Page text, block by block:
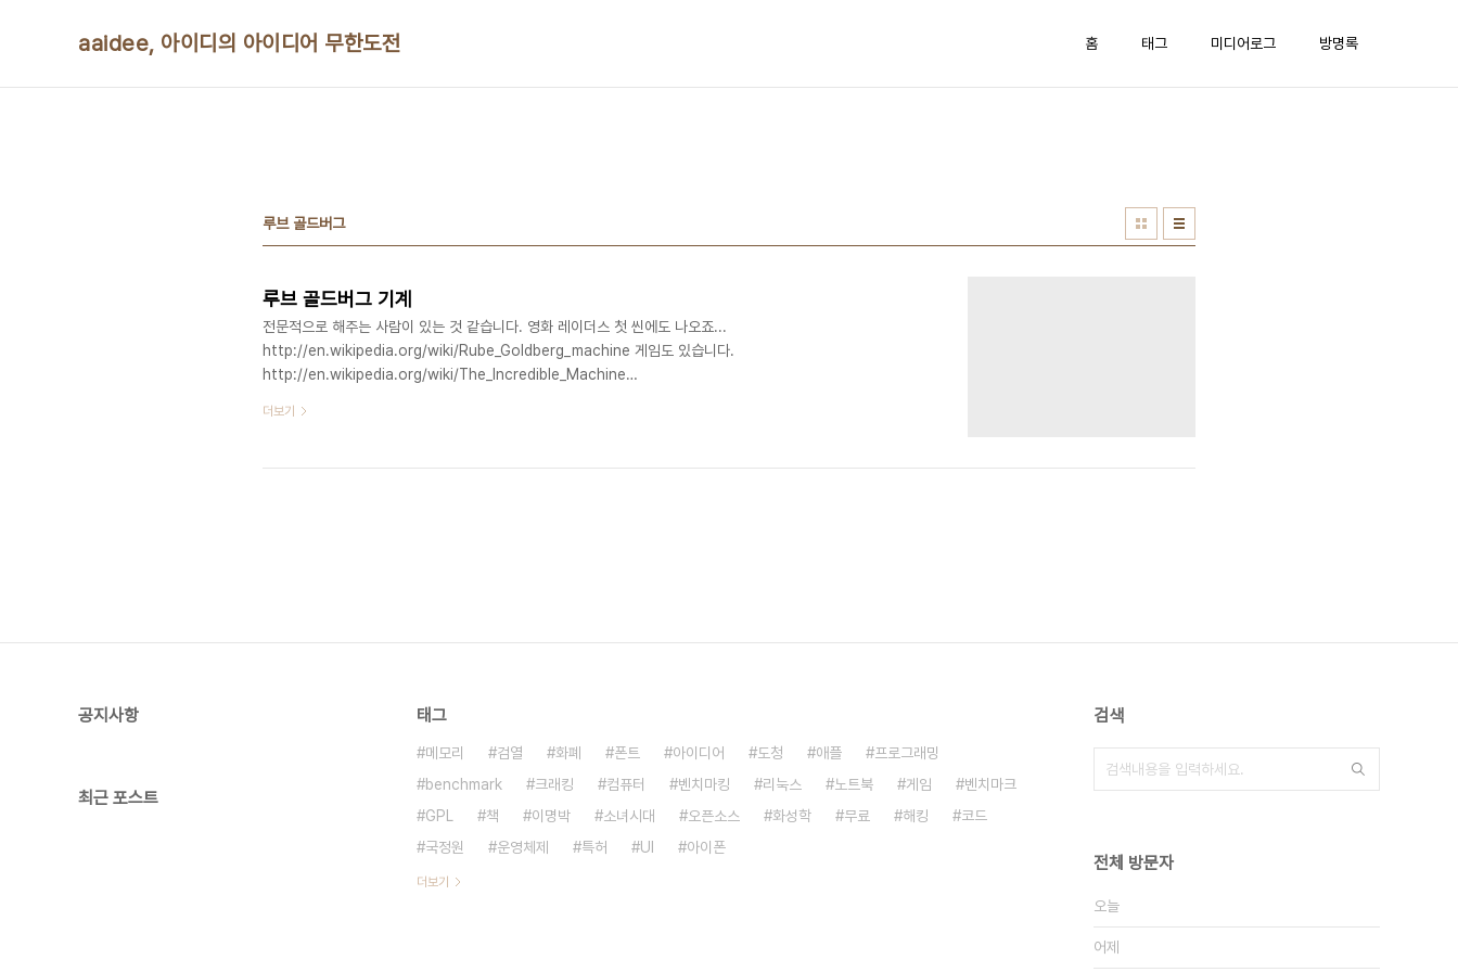
aaidee, 아이디의 아이디어 무한도전 홈 태그 미디어로그 방명록
루브 골드버그
루브 골드버그 기계
전문적으로 해주는 사람이 있는 것 같습니다. 영화 레이더스 첫 씬에도 나오죠...
http://en.wikipedia.org/wiki/Rube_Goldberg_machine 게임도 있습니다.
http://en.wikipedia.org/wiki/The_Incredible_Machine
는 거요. http://en.wikipedia.org/wiki/Rolling_Ball_Sculpture 문학도 있네요.
http://en.wikipedia.org/wiki/Do..
더보기
공지사항
최근 포스트
태그
메모리 검열 화폐 폰트 아이디어 도청 애플
프로그래밍
benchmark
크래킹 컴퓨터 벤치마킹 리눅스 노트북 게임
벤치마크
GPL
책 이명박 소녀시대 오픈소스 화성학 무료 해킹
코드
국정원
운영체제 특허 UI 아이폰
더보기
검색
전체 방문자
오늘
어제